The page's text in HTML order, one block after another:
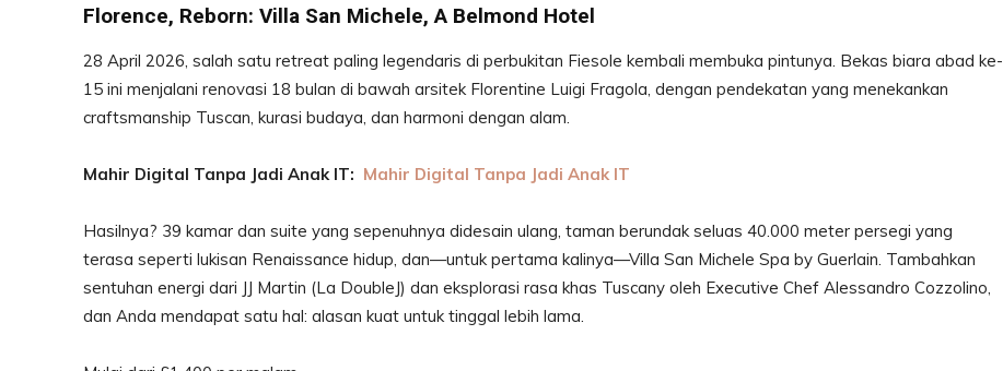
Florence, Reborn: Villa San Michele, A Belmond Hotel
28 April 2026, salah satu retreat paling legendaris di perbukitan Fiesole kembali membuka pintunya. Bekas biara abad ke-
15 ini menjalani renovasi 18 bulan di bawah arsitek Florentine Luigi Fragola, dengan pendekatan yang menekankan
craftsmanship Tuscan, kurasi budaya, dan harmoni dengan alam.
Mahir Digital Tanpa Jadi Anak IT: Mahir Digital Tanpa Jadi Anak IT
Hasilnya? 39 kamar dan suite yang sepenuhnya didesain ulang, taman berundak seluas 40.000 meter persegi yang
terasa seperti lukisan Renaissance hidup, dan—untuk pertama kalinya—Villa San Michele Spa by Guerlain. Tambahkan
sentuhan energi dari JJ Martin (La DoubleJ) dan eksplorasi rasa khas Tuscany oleh Executive Chef Alessandro Cozzolino,
dan Anda mendapat satu hal: alasan kuat untuk tinggal lebih lama.